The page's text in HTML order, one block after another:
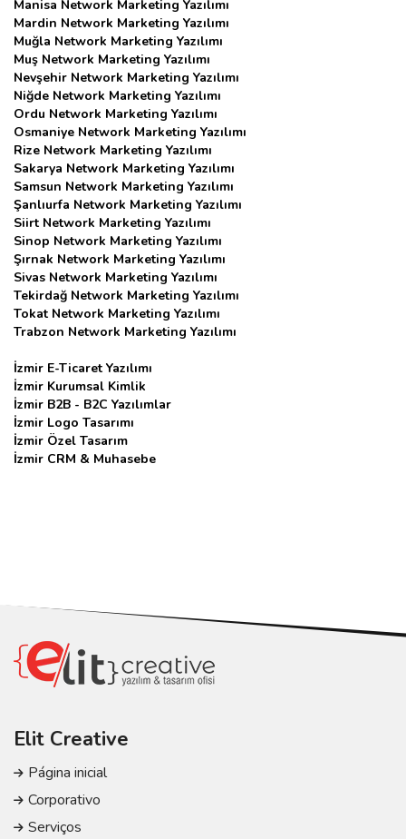
Manisa Network Marketing Yazılımı
Mardin Network Marketing Yazılımı
Muğla Network Marketing Yazılımı
Muş Network Marketing Yazılımı
Nevşehir Network Marketing Yazılımı
Niğde Network Marketing Yazılımı
Ordu Network Marketing Yazılımı
Osmaniye Network Marketing Yazılımı
Rize Network Marketing Yazılımı
Sakarya Network Marketing Yazılımı
Samsun Network Marketing Yazılımı
Şanlıurfa Network Marketing Yazılımı
Siirt Network Marketing Yazılımı
Sinop Network Marketing Yazılımı
Şırnak Network Marketing Yazılımı
Sivas Network Marketing Yazılımı
Tekirdağ Network Marketing Yazılımı
Tokat Network Marketing Yazılımı
Trabzon Network Marketing Yazılımı
İzmir E-Ticaret Yazılımı
İzmir Kurumsal Kimlik
İzmir B2B - B2C Yazılımlar
İzmir Logo Tasarımı
İzmir Özel Tasarım
İzmir CRM & Muhasebe
Elit Creative
Página inicial
Corporativo
Serviços